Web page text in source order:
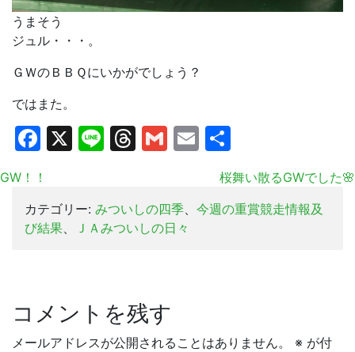
うまそう
ジュル・・・。
ＧＷのＢＢＱにいかがでしょう？
ではまた。
Facebook
X LineThreads
Gmail
Email
有
GW！！
桜舞い散るGWでした🌸
カテゴリー: みついしの四季、 今週の重賞競走情報及
び結果、 ＪＡみついしの日々
コメントを残す
メールアドレスが公開されることはありません。 ※ が付